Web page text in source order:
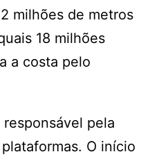
milhões de metros
18 milhões
a costa pelo
pela
O início